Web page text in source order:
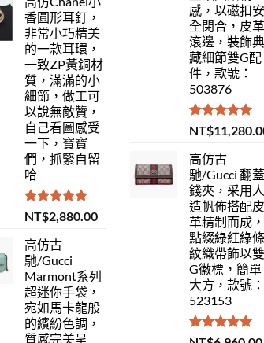
香圓形耳釘，
非常小巧精美
的一款耳環，
一致ZP黃銅材
質，滿滿的小
細節，做工可
以說無敵贊，
自己看圖感受
一下，寶寶
們，抓緊自留
哈
評分 5.00
滿分 5
NT$2,880.00
高仿古
馳/Gucci
Marmont系列
超迷你手袋，
宛如馬卡龍般
的繽紛色調，
質感完美呈
感，以磁扣安
全閉合，皮革
滾邊，裝飾典
藏細節雙G配
件，款號：
503876
評分5.00
滿分 5
NT$
高仿古
馳/Gucci 翻蓋
錢夾，采用人
造帆佈搭配皮
革精制而成，
點綴綠紅綠條
紋織帶飾以雙
G徽標，簡單
大方，款號：
523153
評分5.00